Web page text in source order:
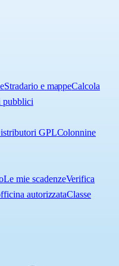
Stradario e mappeCalcola
pubblici
GPLColonnine
Le mie scadenzeVerifica
autorizzataClasse